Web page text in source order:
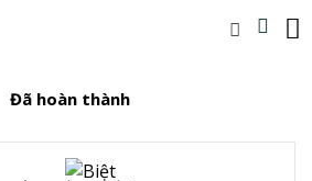
Đã hoàn thành